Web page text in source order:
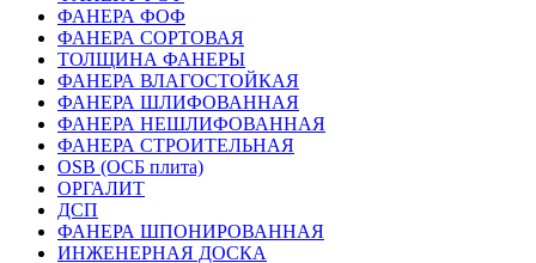
ФАНЕРА ФОФ
ФАНЕРА СОРТОВАЯ
ТОЛЩИНА ФАНЕРЫ
ФАНЕРА ВЛАГОСТОЙКАЯ
ФАНЕРА ШЛИФОВАННАЯ
ФАНЕРА НЕШЛИФОВАННАЯ
ФАНЕРА СТРОИТЕЛЬНАЯ
OSB (ОСБ плита)
ОРГАЛИТ
ДСП
ФАНЕРА ШПОНИРОВАННАЯ
ИНЖЕНЕРНАЯ ДОСКА